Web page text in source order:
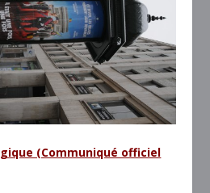
(Communiqué officiel